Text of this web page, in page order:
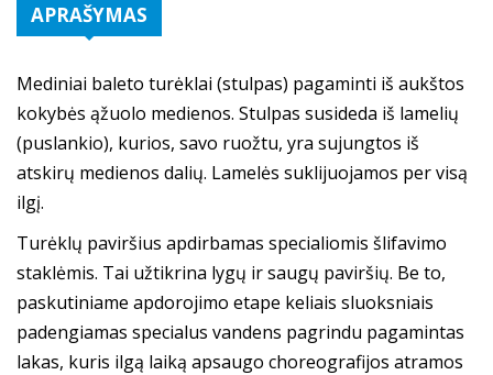
APRAŠYMAS
Mediniai baleto turėklai (stulpas) pagaminti iš aukštos
kokybės ąžuolo medienos. Stulpas susideda iš lamelių
(puslankio), kurios, savo ruožtu, yra sujungtos iš
atskirų medienos dalių. Lamelės suklijuojamos per visą
ilgį.
Turėklų paviršius apdirbamas specialiomis šlifavimo
staklėmis. Tai užtikrina lygų ir saugų paviršių. Be to,
paskutiniame apdorojimo etape keliais sluoksniais
padengiamas specialus vandens pagrindu pagamintas
lakas, kuris ilgą laiką apsaugo choreografijos atramos